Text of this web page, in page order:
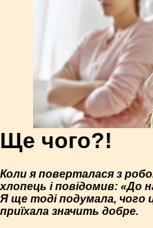
Ще чого?!
Коли я поверталася з
хлопець і повідомив: «До
Я ще тоді подумала, чого
приїхала значить добре.